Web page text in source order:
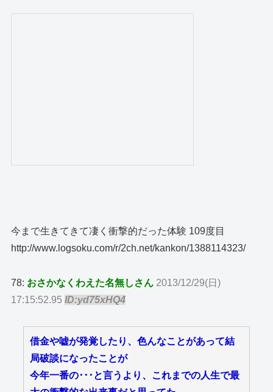
今まで生きてきて凄く衝撃的だった体験 109度目
http://www.logsoku.com/r/2ch.net/kankon/1388114323/
78: おさかなくわえた名無しさん 2013/12/29(日)
17:15:52.95ID:yd75xHQ4
借金や嘘が発覚したり、色んなことがあって結
局破談になったことが
今年一番の･･･と言うより、これまでの人生で最